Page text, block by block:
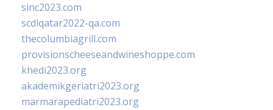
sinc2023.com
scdlqatar2022-qa.com
thecolumbiagrill.com
provisionscheeseandwineshoppe.com
khedi2023.org
akademikgeriatri2023.org
marmarapediatri2023.org